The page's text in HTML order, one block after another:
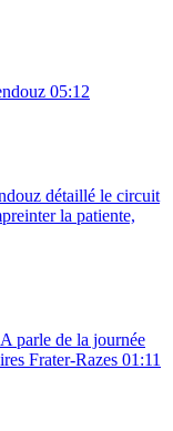
05:12
détaillé le circuit
la patiente,
parle de la journée
Frater-Razes 01:11